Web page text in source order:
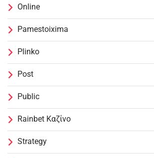
Online
Pamestoixima
Plinko
Post
Public
Rainbet Καζίνο
Strategy